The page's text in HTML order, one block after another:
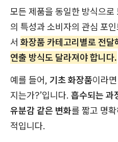
모든 제품을 동일한 방식으
의 특성과 소비자의 관심 포
서 화장품 카테고리별로 전달
연출 방식도 달라져야 합니다.
예를 들어, 기초 화장품이라
지는가?’입니다. 흡수되는 과
유분감 같은 변화를 짧고 명
적입니다.